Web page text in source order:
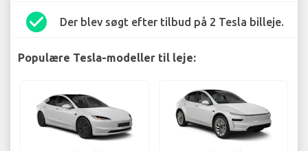
check_circle Der blev søgt efter tilbud på 2 Tesla billeje.
Populære Tesla-modeller til leje: